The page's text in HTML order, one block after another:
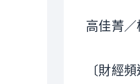
高佳菁
〔財經